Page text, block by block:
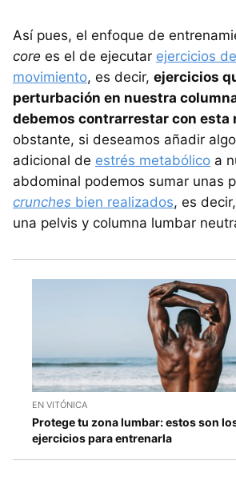
Así pues, el enfoque de
core es el de ejecutar ejercicios
movimiento, es decir, ejercicios
perturbación en nuestra
debemos contrarrestar con esta
obstante, si deseamos añadir
adicional de estrés metabólico a
abdominal podemos sumar unas
crunches bien realizados, es
una pelvis y columna lumbar
EN VITÓNICA
Protege tu zona lumbar: estos son
ejercicios para entrenarla